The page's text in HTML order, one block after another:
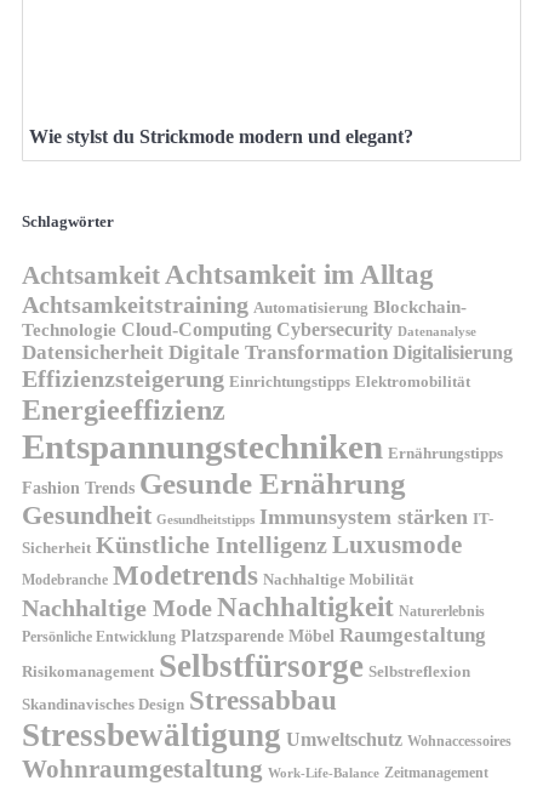
Wie stylst du Strickmode modern und elegant?
Schlagwörter
AchtsamkeitAchtsamkeit im Alltag
Achtsamkeitstraining Automatisierung Blockchain-
Technologie Cloud-Computing Cybersecurity Datenanalyse
Datensicherheit Digitale Transformation Digitalisierung
Effizienzsteigerung Einrichtungstipps Elektromobilität
Energieeffizienz
Entspannungstechniken Ernährungstipps
Fashion Trends Gesunde Ernährung
Gesundheit Gesundheitstipps Immunsystem stärken IT-
Sicherheit Künstliche IntelligenzLuxusmode
Modebranche Modetrends Nachhaltige Mobilität
Nachhaltige ModeNachhaltigkeit Naturerlebnis
Persönliche Entwicklung Platzsparende Möbel Raumgestaltung
Risikomanagement Selbstfürsorge Selbstreflexion
Skandinavisches Design Stressabbau
Stressbewältigung Umweltschutz Wohnaccessoires
Wohnraumgestaltung Work-Life-Balance Zeitmanagement